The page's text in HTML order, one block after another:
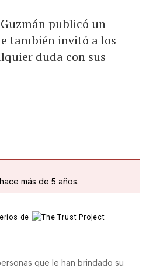
publicó un
también invitó a los
duda con sus
más de 5 años.
de
que le han brindado su